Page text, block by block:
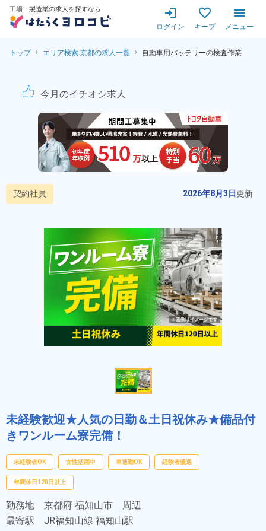
工場・製造業の求人を探すなら
ログイン キープ メニュー
トップ エリア検索 京都の求人一覧 自動車用バッテリーの検査作業
自動車用バッテリーの検査
今月のイチオシ求人
契約社員 2026年8月3日更新
未経験歓迎★人気の日勤＆土日祝休み★備品付
きワンルーム寮完備！
未経験者OK 女性活躍中 車通勤OK 経験者優遇
年間休日120日以上
勤務地 京都府 福知山市 周辺
最寄駅 JR福知山線 福知山駅